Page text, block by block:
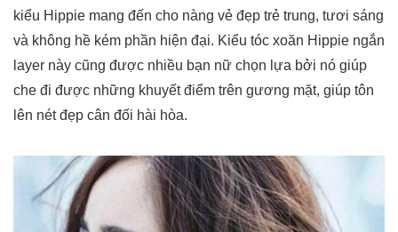
kiểu Hippie mang đến cho nàng vẻ đẹp trẻ trung, tươi sáng
và không hề kém phần hiện đại. Kiểu tóc xoăn Hippie ngắn
layer này cũng được nhiều bạn nữ chọn lựa bởi nó giúp
che đi được những khuyết điểm trên gương mặt, giúp tôn
lên nét đẹp cân đối hài hòa.